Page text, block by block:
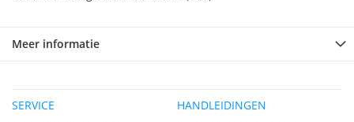
Meer informatie
SERVICE
HANDLEIDINGEN